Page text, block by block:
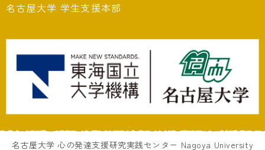
名古屋大学 学生支援本部
名古屋大学 心の発達支援研究実践センター Nagoya University